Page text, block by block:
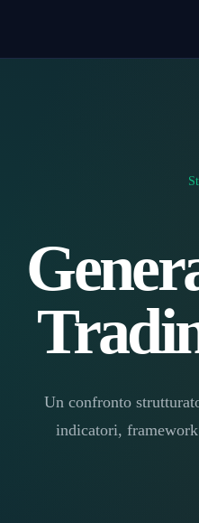
Un confronto
indicatori,